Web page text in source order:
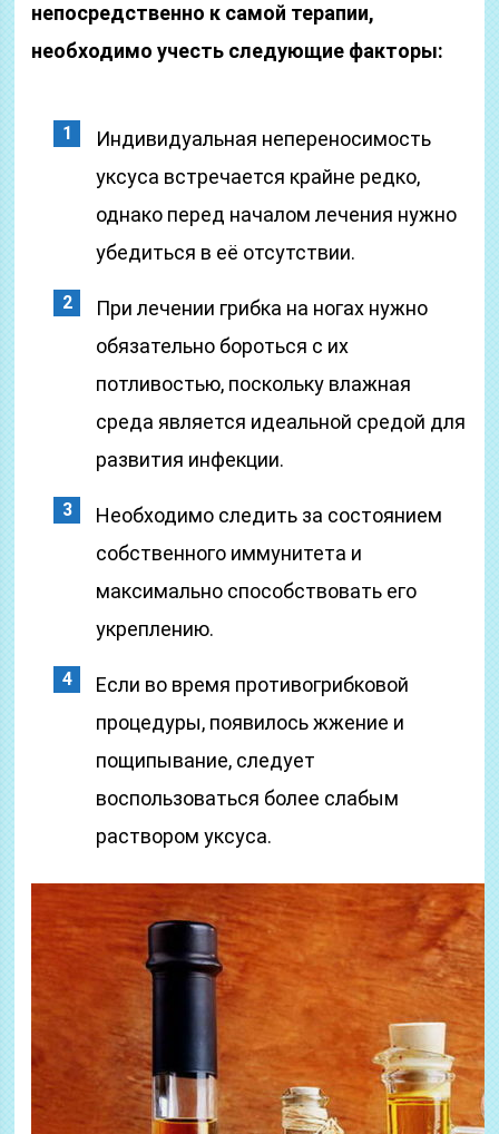
непосредственно к самой терапии,
необходимо учесть следующие факторы:
Индивидуальная непереносимость
уксуса встречается крайне редко,
однако перед началом лечения нужно
убедиться в её отсутствии.
При лечении грибка на ногах нужно
обязательно бороться с их
потливостью, поскольку влажная
среда является идеальной средой для
развития инфекции.
Необходимо следить за состоянием
собственного иммунитета и
максимально способствовать его
укреплению.
Если во время противогрибковой
процедуры, появилось жжение и
пощипывание, следует
воспользоваться более слабым
раствором уксуса.